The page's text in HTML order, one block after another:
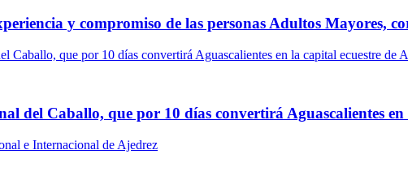
y compromiso de las personas Adultos Mayores,
del Caballo, que por 10 días convertirá Aguascalientes en